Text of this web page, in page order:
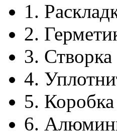
1.
2.
3. Створка
4.
5. Коробка
6.